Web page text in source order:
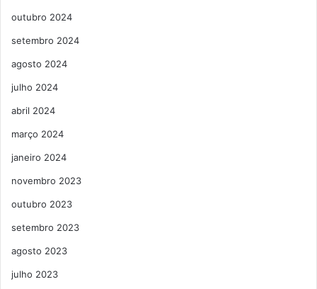
outubro 2024
setembro 2024
agosto 2024
julho 2024
abril 2024
março 2024
janeiro 2024
novembro 2023
outubro 2023
setembro 2023
agosto 2023
julho 2023